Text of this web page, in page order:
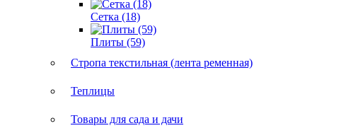
Сетка (18)
Плиты (59)
Стропа текстильная (лента ременная)
Теплицы
Товары для сада и дачи